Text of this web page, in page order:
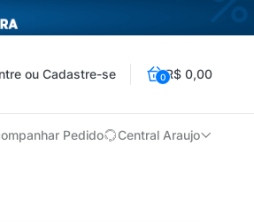
ou Cadastre-se 0R$ 0,00
Pedido Central Araujo